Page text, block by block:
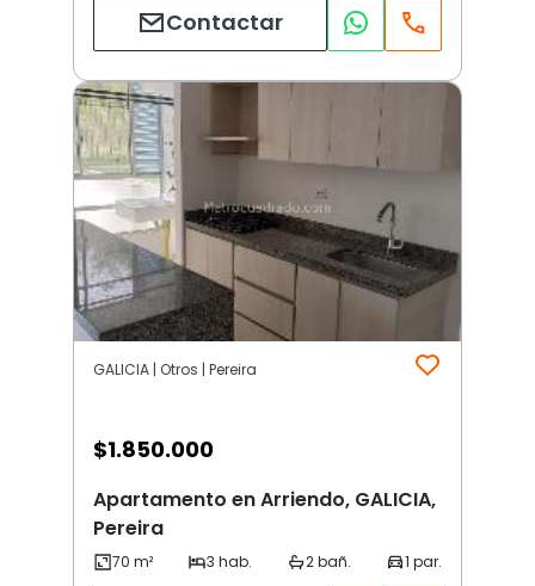
Contactar
GALICIA | Otros | Pereira
$1.850.000
Apartamento en Arriendo, GALICIA,
Pereira